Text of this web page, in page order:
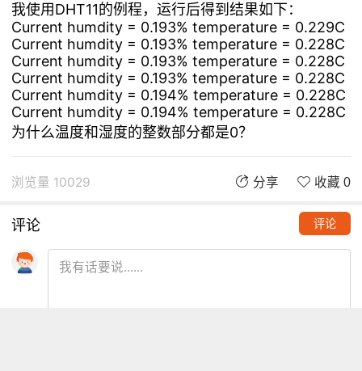
我使用DHT11的例程，运行后得到结果如下：
Current humdity = 0.193% temperature = 0.229C
Current humdity = 0.193% temperature = 0.228C
Current humdity = 0.193% temperature = 0.228C
Current humdity = 0.193% temperature = 0.228C
Current humdity = 0.194% temperature = 0.228C
Current humdity = 0.194% temperature = 0.228C
为什么温度和湿度的整数部分都是0？
浏览量 10029 分享 收藏 0
评论 评论